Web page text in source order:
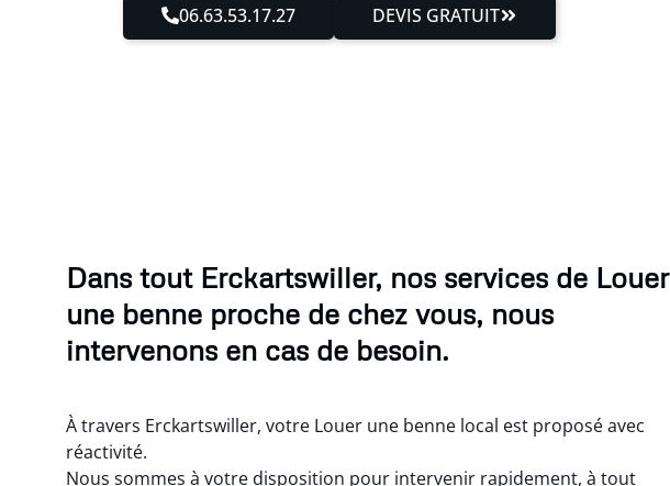
06.63.53.17.27 DEVIS GRATUIT
Dans tout Erckartswiller, nos services de Louer
une benne proche de chez vous, nous
intervenons en cas de besoin.
À travers Erckartswiller, votre Louer une benne local est proposé avec
réactivité.
Nous sommes à votre disposition pour intervenir rapidement, à tout